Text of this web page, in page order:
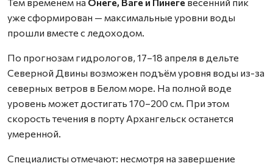
уже сформирован — максимальные уровни воды
прошли вместе с ледоходом.
По прогнозам гидрологов, 17–18 апреля в дельте
Северной Двины возможен подъём уровня воды из-за
северных ветров в Белом море. На полной воде
уровень может достигать 170–200 см. При этом
скорость течения в порту Архангельск останется
умеренной.
Специалисты отмечают: несмотря на завершение